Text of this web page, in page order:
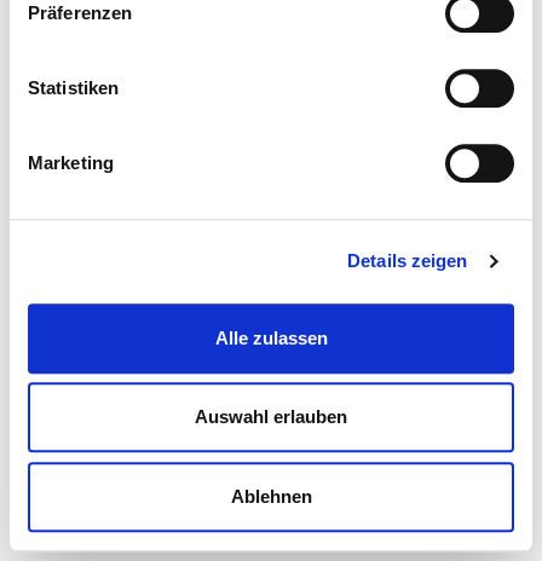
Präferenzen
Statistiken
Marketing
Details zeigen
Alle zulassen
Auswahl erlauben
Ablehnen